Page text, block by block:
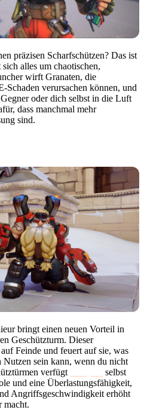
präzisen Scharfschützen? Das ist
sich alles um chaotischen,
wirft Granaten, die
Schaden verursachen können, und
oder dich selbst in die Luft
dass manchmal mehr
sind.
bringt einen neuen Vorteil in
Geschützturm. Dieser
Feinde und feuert auf sie, was
Nutzen sein kann, wenn du nicht
verfügt
selbst
und eine Überlastungsfähigkeit,
Angriffsgeschwindigkeit erhöht
macht.